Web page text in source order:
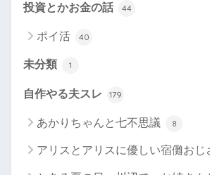
投資とかお金の話 44
ポイ活 40
未分類 1
自作やる夫スレ 179
あかりちゃんと七不思議 8
アリスとアリスに優しい宿儺おじ